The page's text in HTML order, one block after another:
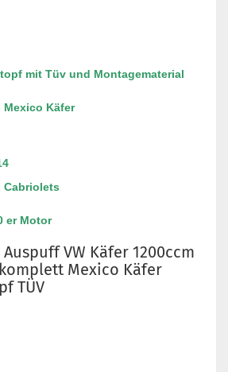
mit Tüv und Montagematerial
Käfer
Cabriolets
er Motor
VW Käfer 1200ccm
Mexico Käfer
TÜV